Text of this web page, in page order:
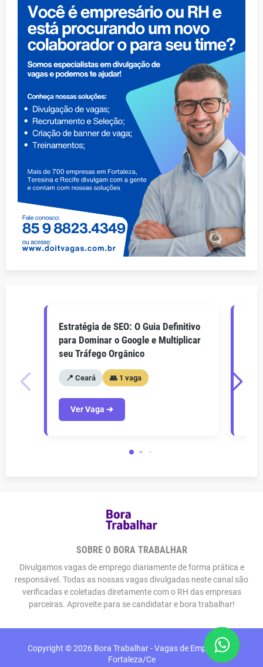
Estratégia de SEO: O Guia Definitivo
para Dominar o Google e Multiplicar
seu Tráfego Orgânico
📍 Ceará 👥 1 vaga
Ver Vaga ➔
SOBRE O BORA TRABALHAR
Divulgamos vagas de emprego diariamente de forma prática e
responsável. Todas as nossas vagas divulgadas neste canal são
verificadas e coletadas diretamente com o RH das empresas
parceiras. Aproveite para se candidatar e bora trabalhar!
Copyright ©2026 Bora Trabalhar - Vagas de Emprego em
Fortaleza/Ce